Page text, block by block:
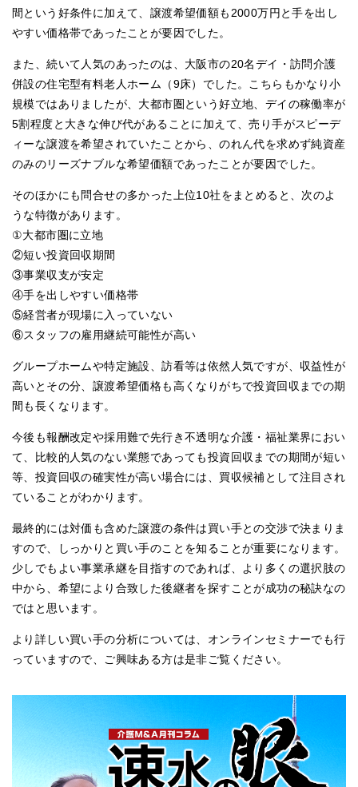
間という好条件に加えて、譲渡希望価額も2000万円と手を出し
やすい価格帯であったことが要因でした。
また、続いて人気のあったのは、大阪市の20名デイ・訪問介護
併設の住宅型有料老人ホーム（9床）でした。こちらもかなり小
規模ではありましたが、大都市圏という好立地、デイの稼働率が
5割程度と大きな伸び代があることに加えて、売り手がスピーデ
ィーな譲渡を希望されていたことから、のれん代を求めず純資産
のみのリーズナブルな希望価額であったことが要因でした。
そのほかにも問合せの多かった上位10社をまとめると、次のよ
うな特徴があります。
①大都市圏に立地
②短い投資回収期間
③事業収支が安定
④手を出しやすい価格帯
⑤経営者が現場に入っていない
⑥スタッフの雇用継続可能性が高い
グループホームや特定施設、訪看等は依然人気ですが、収益性が
高いとその分、譲渡希望価格も高くなりがちで投資回収までの期
間も長くなります。
今後も報酬改定や採用難で先行き不透明な介護・福祉業界におい
て、比較的人気のない業態であっても投資回収までの期間が短い
等、投資回収の確実性が高い場合には、買収候補として注目され
ていることがわかります。
最終的には対価も含めた譲渡の条件は買い手との交渉で決まりま
すので、しっかりと買い手のことを知ることが重要になります。
少しでもよい事業承継を目指すのであれば、より多くの選択肢の
中から、希望により合致した後継者を探すことが成功の秘訣なの
ではと思います。
より詳しい買い手の分析については、オンラインセミナーでも行
っていますので、ご興味ある方は是非ご覧ください。